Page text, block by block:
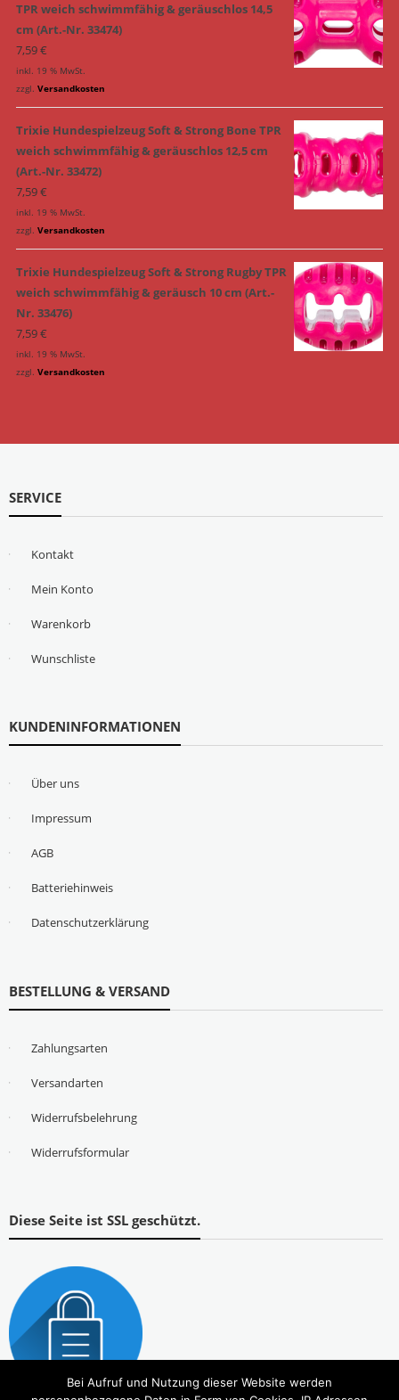
TPR weich schwimmfähig & geräuschlos 14,5
cm (Art.-Nr. 33474)
7,59€
inkl. 19 % MwSt.
zzgl. Versandkosten
Trixie Hundespielzeug Soft & Strong Bone TPR
weich schwimmfähig & geräuschlos 12,5 cm
(Art.-Nr. 33472)
7,59€
inkl. 19 % MwSt.
zzgl. Versandkosten
Trixie Hundespielzeug Soft & Strong Rugby TPR
weich schwimmfähig & geräusch 10 cm (Art.-
Nr. 33476)
7,59€
inkl. 19 % MwSt.
zzgl. Versandkosten
SERVICE
Kontakt
Mein Konto
Warenkorb
Wunschliste
KUNDENINFORMATIONEN
Über uns
Impressum
AGB
Batteriehinweis
Datenschutzerklärung
BESTELLUNG & VERSAND
Zahlungsarten
Versandarten
Widerrufsbelehrung
Widerrufsformular
Diese Seite ist SSL geschützt.
Bei Aufruf und Nutzung dieser Website werden